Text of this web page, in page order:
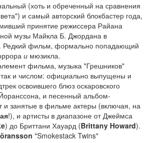
(хоть и обреченный на сравнения
и самый авторский блокбастер года,
принятие режиссера Райана
музы Майкла Б. Джордана в
Редкий фильм, формально попадающий
и мюзикла.
фильма, музыка "Грешников"
и числом: официально выпущены и
освоившего блюз оскаровского
и песенный альбом-
и занятые в фильме актеры (включая, на
!), и артисты в диапазоне от Джеймса
) до Бриттани Хауард (Brittany Howard).
"Smokestack Twins"